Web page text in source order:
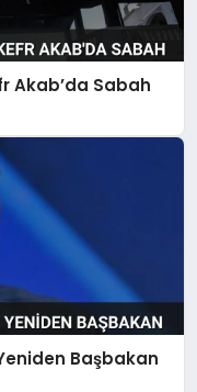
Akab’da Sabah
Başbakan